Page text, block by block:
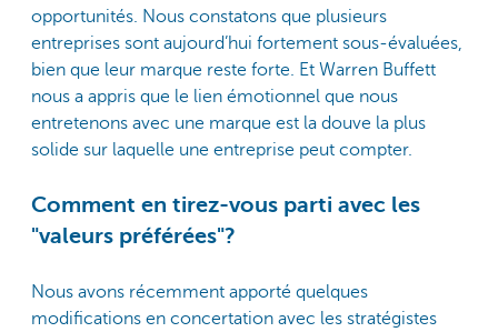
opportunités. Nous constatons que plusieurs
entreprises sont aujourd’hui fortement sous-évaluées,
bien que leur marque reste forte. Et Warren Buffett
nous a appris que le lien émotionnel que nous
entretenons avec une marque est la douve la plus
solide sur laquelle une entreprise peut compter.
Comment en tirez-vous parti avec les
"valeurs préférées"?
Nous avons récemment apporté quelques
modifications en concertation avec les stratégistes